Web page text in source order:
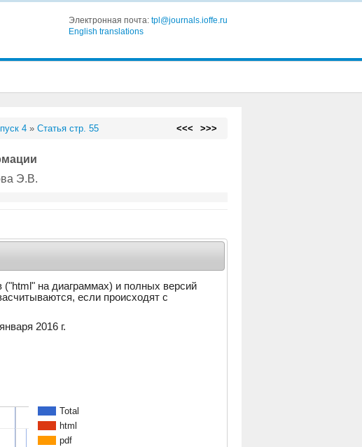
Электронная почта: tpl@journals.ioffe.ru
English translations
4 »Статья стр. 55 <<< >>>
Э.В.
("html" на диаграммах) и полных версий
если происходят с
2016 г.
Total
html
pdf